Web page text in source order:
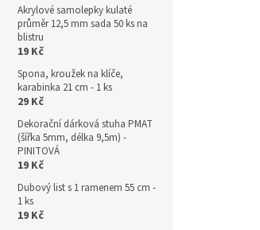
Akrylové samolepky kulaté
průměr 12,5 mm sada 50 ks na
blistru
19 Kč
Spona, kroužek na klíče,
karabinka 21 cm - 1 ks
29 Kč
Dekorační dárková stuha PMAT
(šířka 5mm, délka 9,5m) -
PINITOVÁ
19 Kč
Dubový list s 1 ramenem 55 cm -
1 ks
19 Kč